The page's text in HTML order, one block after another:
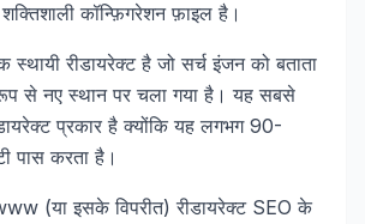
कॉन्फ़िगरेशन फ़ाइल है।
स्थायी रीडायरेक्ट है जो सर्च इंजन को बताता
से नए स्थान पर चला गया है। यह सबसे
प्रकार है क्योंकि यह लगभग 90-
पास करता है।
(या इसके विपरीत) रीडायरेक्ट SEO के